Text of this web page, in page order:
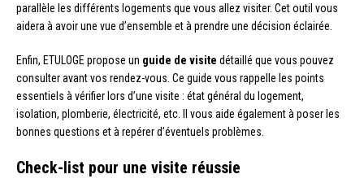
parallèle les différents logements que vous allez visiter. Cet outil vous
aidera à avoir une vue d’ensemble et à prendre une décision éclairée.
Enfin, ETULOGE propose un guide de visite détaillé que vous pouvez
consulter avant vos rendez-vous. Ce guide vous rappelle les points
essentiels à vérifier lors d’une visite : état général du logement,
isolation, plomberie, électricité, etc. Il vous aide également à poser les
bonnes questions et à repérer d’éventuels problèmes.
Check-list pour une visite réussie